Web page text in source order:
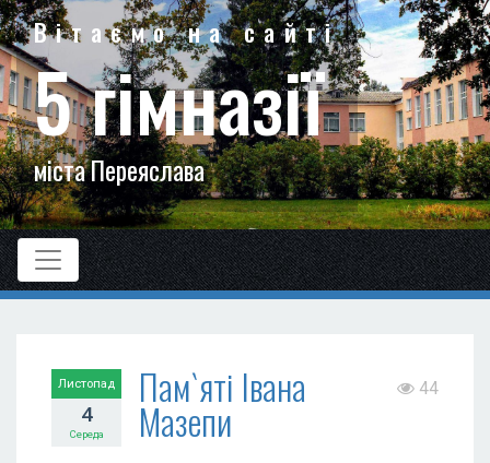
Вітаємо на сайті
5 гімназії
міста Переяслава
Листопад
4
Середа
Пам`яті Івана
Мазепи
44